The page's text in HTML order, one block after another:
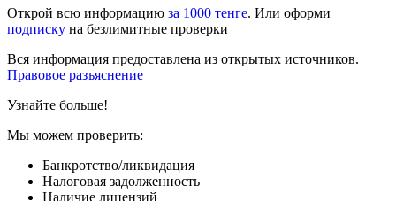
Открой всю информацию за 1000 тенге. Или оформи
подписку на безлимитные проверки
Вся информация предоставлена из открытых источников.
Правовое разъяснение
Узнайте больше!
Мы можем проверить:
Банкротство/ликвидация
Налоговая задолженность
Наличие лицензий